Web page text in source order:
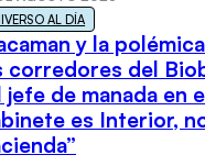
AL DÍA
y la
corredores del
jefe de manada en
es Interior,